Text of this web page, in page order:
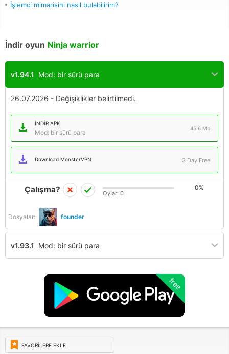
İşlemci mimarisini nasıl bulabilirim?
İndir oyun Ninja warrior
v1.94.1 Mod: bir sürü para
26.07.2026 - Değişiklikler belirtilmedi.
İNDIR APK
Mod: bir sürü para
45.6 Mb
Download MonsterVPN 3 Day Free
Dosyalar: founder
Çalışma? 0%
Oylar: 0
v1.93.1 Mod: bir sürü para
free
FAVORILERE EKLE